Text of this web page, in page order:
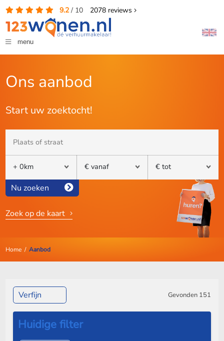
9.2/ 10 2078reviews
menu
Ons aanbod
Start uw zoektocht!
Nu zoeken
Zoek op de kaart
Home/ Aanbod
Verfijn Gevonden 151